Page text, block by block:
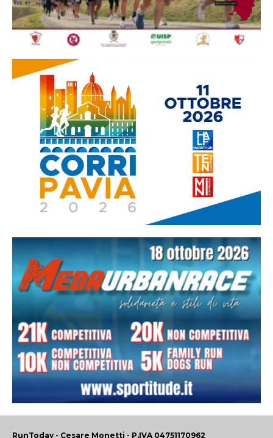
RunToday - Cesare Monetti - P.IVA 04751170962